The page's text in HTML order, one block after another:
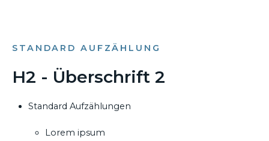
STANDARD AUFZÄHLUNG
H2 - Überschrift 2
Standard Aufzählungen
Lorem ipsum